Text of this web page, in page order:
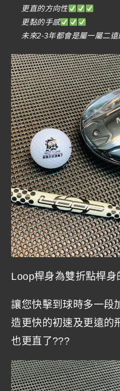
更直的方向性
更黏的手感
未來2-3年都會是屬一屬二
Loop桿身為雙折點桿身
讓您快擊到球時多一段
造更快的初速及更遠的
也更直了???